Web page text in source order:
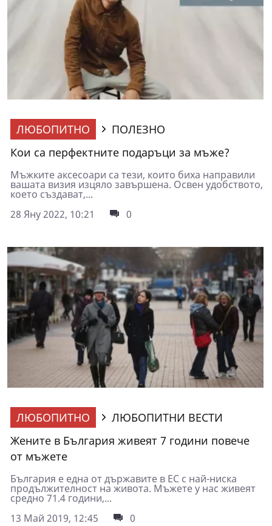
ЛЮБОПИТНО
ПОЛЕЗНО
Кои са перфектните подаръци за мъже?
Мъжките аксесоари са тези, които биха направили
вашата визия изцяло завършена. Освен удобството,
което създават,...
28 Яну 2022, 10:21
0
ЛЮБОПИТНО
ЛЮБОПИТНИ ВЕСТИ
Жените в България живеят 7 години повече
от мъжете
България е една от държавите в ЕС с най-ниска
продължителност на живота. Мъжете у нас живеят
средно 71.4 години,...
13 Май 2019, 12:45
0